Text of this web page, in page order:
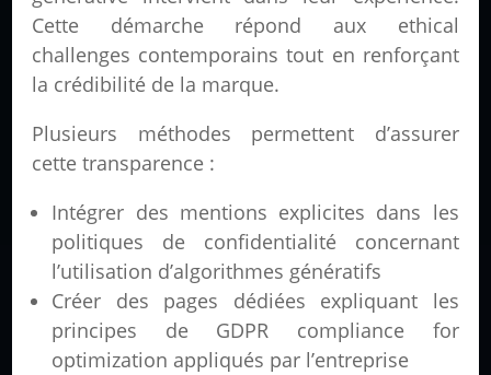
Cette démarche répond aux ethical
challenges contemporains tout en renforçant
la crédibilité de la marque.
Plusieurs méthodes permettent d’assurer
cette transparence :
Intégrer des mentions explicites dans les
politiques de confidentialité concernant
l’utilisation d’algorithmes génératifs
Créer des pages dédiées expliquant les
principes de GDPR compliance for
optimization appliqués par l’entreprise